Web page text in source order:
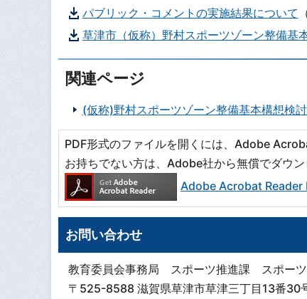
パブリック・コメントの実施結果について
草津市（仮称）野村スポーツゾーン整備基
関連ページ
(仮称)野村スポーツゾーン整備基本構想検
PDF形式のファイルを開くには、Adobe
お持ちでない方は、Adobe社から無償でダウン
Adobe Acrobat Reader
お問い合わせ
教育委員会事務局 スポーツ推進課 スポー
〒525-8588 滋賀県草津市草津三丁目13番30